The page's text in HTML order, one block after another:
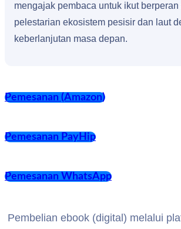
mengajak pembaca untuk ikut
pelestarian ekosistem pesisir dan laut
keberlanjutan masa depan.
Pemesanan (Amazon)
Pemesanan PayHip
Pemesanan WhatsApp
Pembelian ebook (digital) melalui